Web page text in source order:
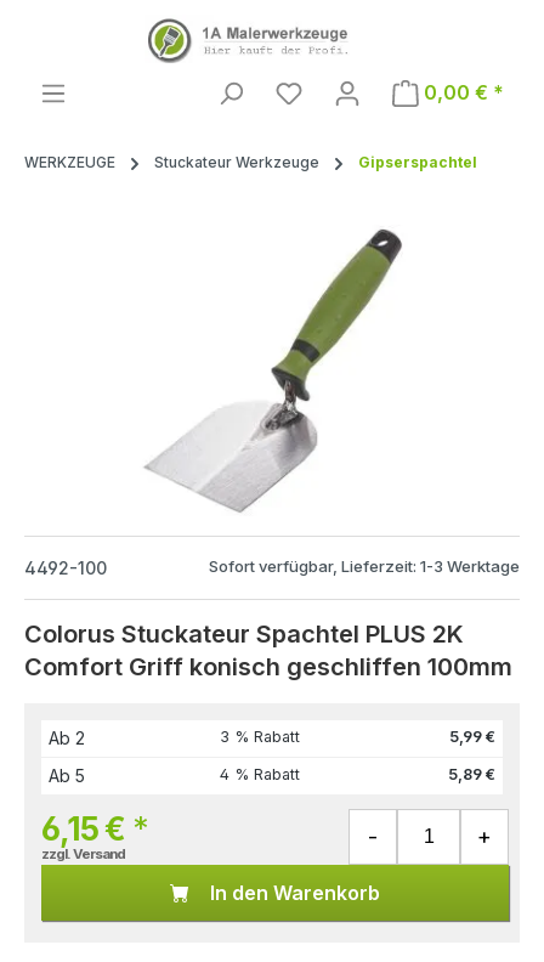
Zum Hauptinhalt springen
0,00 € *
WERKZEUGE Stuckateur Werkzeuge Gipserspachtel
4492-100 Sofort verfügbar, Lieferzeit: 1-3 Werktage
Colorus Stuckateur Spachtel PLUS 2K
Comfort Griff konisch geschliffen 100mm
Ab 2 3 % Rabatt 5,99 €
Ab 5 4 % Rabatt 5,89 €
6,15 € *
zzgl. Versand
In den Warenkorb